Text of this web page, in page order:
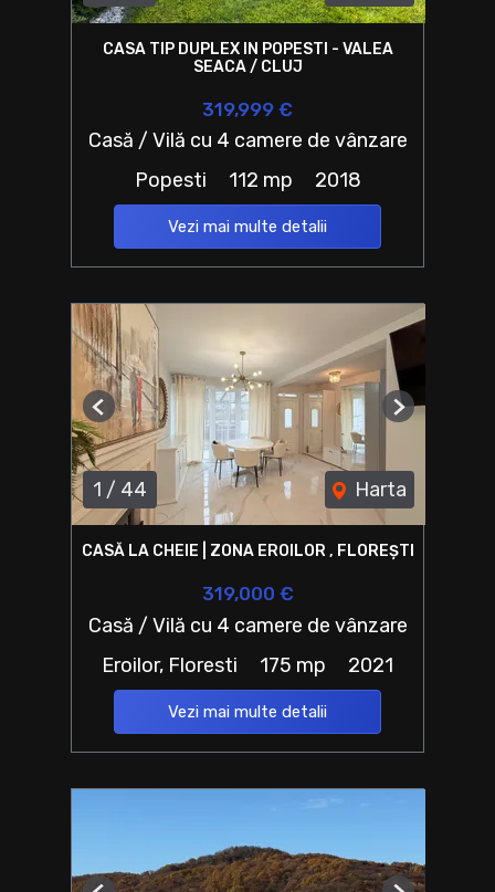
CASA TIP DUPLEX IN POPESTI - VALEA
SEACA / CLUJ
319,999 €
Casă / Vilă cu 4 camere de vânzare
Popesti
112 mp 2018
Vezi mai multe detalii
1 / 44 Harta
Previous Next
CASĂ LA CHEIE | ZONA EROILOR , FLOREȘTI
319,000 €
Casă / Vilă cu 4 camere de vânzare
Eroilor, Floresti
175 mp 2021
Vezi mai multe detalii